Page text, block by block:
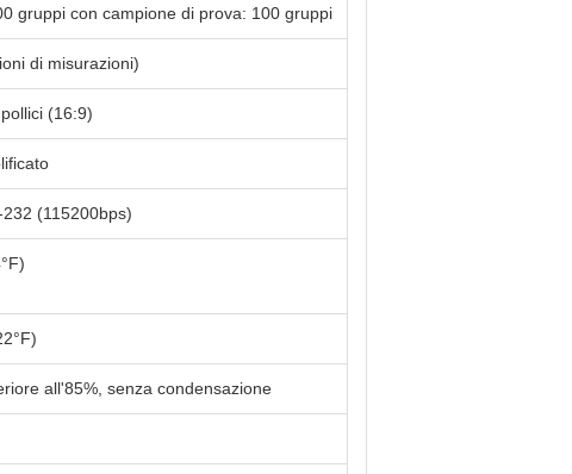
gruppi con campione di prova: 100 gruppi
di misurazioni)
(16:9)
(115200bps)
all'85%, senza condensazione